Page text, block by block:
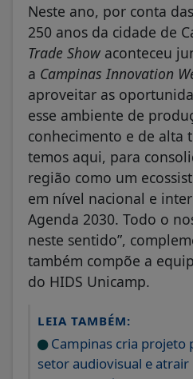
Neste ano, por conta
250 anos da cidade de
Trade Show aconteceu
a Campinas Innovation
aproveitar as
esse ambiente de
conhecimento e de alta
temos aqui, para
região como um
em nível nacional e
Agenda 2030. Todo o
neste sentido”,
também compõe a
do HIDS Unicamp.
LEIA TAMBÉM:
Campinas cria projeto
setor audiovisual e